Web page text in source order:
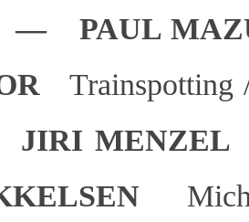
— PAUL
Trainspotting